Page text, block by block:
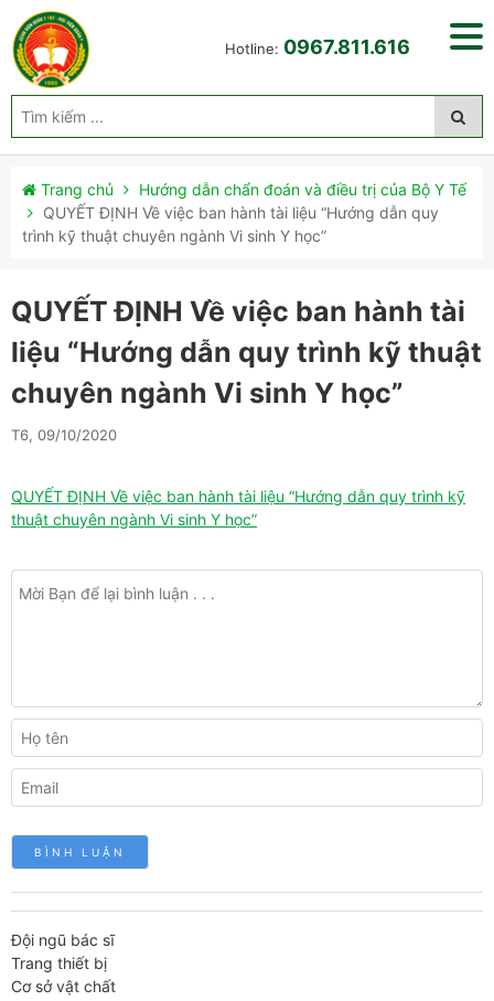
Hotline: 0967.811.616
Trang chủ
Hướng dẫn chẩn đoán và điều trị của Bộ Y Tế
QUYẾT ĐỊNH Về việc ban hành tài liệu “Hướng dẫn quy
trình kỹ thuật chuyên ngành Vi sinh Y học”
QUYẾT ĐỊNH Về việc ban hành tài
liệu “Hướng dẫn quy trình kỹ thuật
chuyên ngành Vi sinh Y học”
T6, 09/10/2020
QUYẾT ĐỊNH Về việc ban hành tài liệu “Hướng dẫn quy trình kỹ
thuật chuyên ngành Vi sinh Y học”
Đội ngũ bác sĩ
Trang thiết bị
Cơ sở vật chất